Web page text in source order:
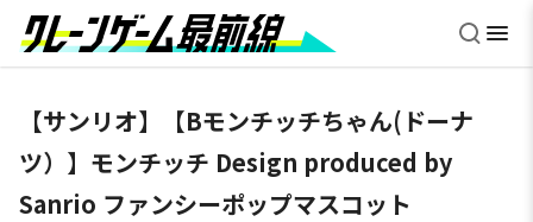
【サンリオ】【Bモンチッチちゃん(ドーナ
ツ）】モンチッチ Design produced by
Sanrio ファンシーポップマスコット